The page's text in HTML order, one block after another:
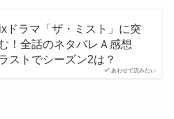
あわせて読みたい
ドラマ「ザ・ミスト」に突
！全話のネタバレＡ感想
ストでシーズン2は？